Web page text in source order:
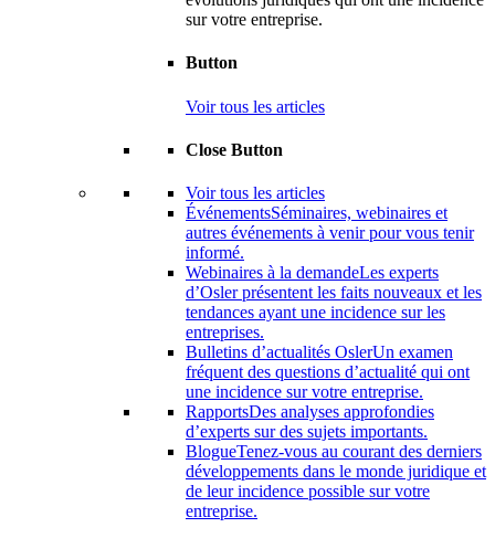
sur votre entreprise.
Button
Voir tous les articles
Close Button
Voir tous les articles
ÉvénementsSéminaires, webinaires et
autres événements à venir pour vous tenir
informé.
Webinaires à la demandeLes experts
d’Osler présentent les faits nouveaux et les
tendances ayant une incidence sur les
entreprises.
Bulletins d’actualités OslerUn examen
fréquent des questions d’actualité qui ont
une incidence sur votre entreprise.
RapportsDes analyses approfondies
d’experts sur des sujets importants.
BlogueTenez-vous au courant des derniers
développements dans le monde juridique et
de leur incidence possible sur votre
entreprise.